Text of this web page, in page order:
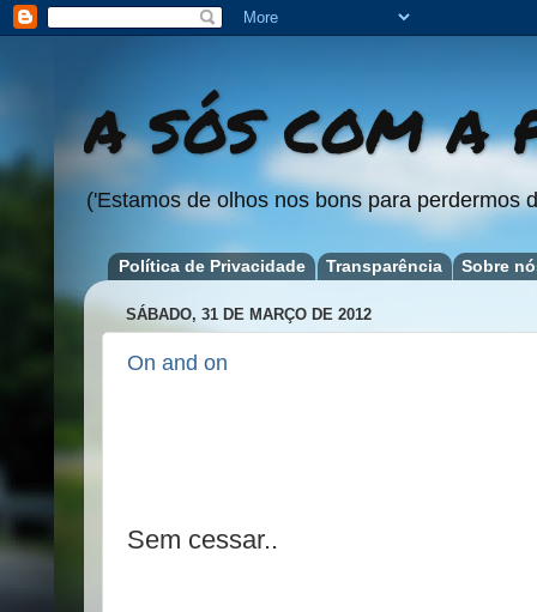
A SÓS COM A
('Estamos de olhos nos bons para perdermos
Política de Privacidade Transparência Sobre
SÁBADO, 31 DE MARÇO DE 2012
On and on
Sem cessar..